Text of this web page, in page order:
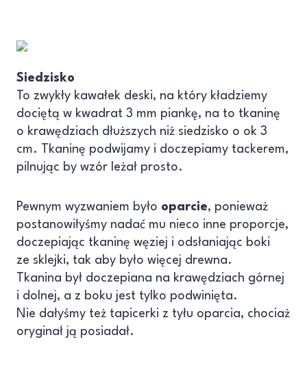
Siedzisko
To zwykły kawałek deski, na który kładziemy
dociętą w kwadrat 3 mm piankę, na to tkaninę
o krawędziach dłuższych niż siedzisko o ok 3
cm. Tkaninę podwijamy i doczepiamy tackerem,
pilnując by wzór leżał prosto.
Pewnym wyzwaniem było oparcie, ponieważ
postanowiłyśmy nadać mu nieco inne proporcje,
doczepiając tkaninę węziej i odsłaniając boki
ze sklejki, tak aby było więcej drewna.
Tkanina był doczepiana na krawędziach górnej
i dolnej, a z boku jest tylko podwinięta.
Nie dałyśmy też tapicerki z tyłu oparcia, chociaż
oryginał ją posiadał.